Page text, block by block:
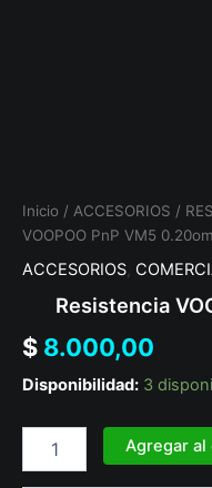
Inicio / ACCESORIOS /
VOOPOO PnP VM5
ACCESORIOS,
Resistencia
$ 8.000,00
Disponibilidad: 3
Agregar al